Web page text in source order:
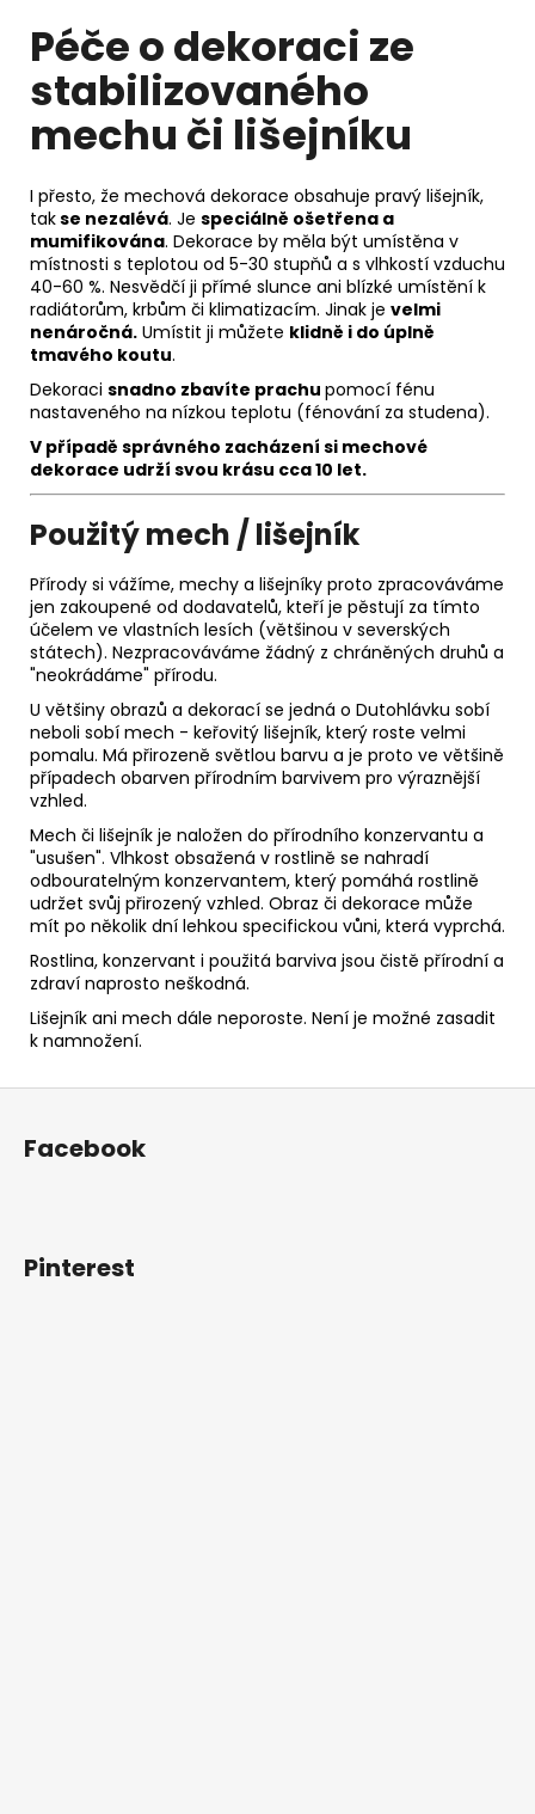
Péče o dekoraci ze
stabilizovaného
mechu či lišejníku
I přesto, že mechová dekorace obsahuje pravý lišejník,
takse nezalévá. Je speciálně ošetřena a
mumifikována. Dekorace by měla být umístěna v
místnosti s teplotou od 5-30 stupňů a s vlhkostí vzduchu
40-60 %. Nesvědčí ji přímé slunce ani blízké umístění k
radiátorům, krbům či klimatizacím. Jinak je velmi
nenáročná. Umístit ji můžete klidně i do úplně
tmavého koutu.
Dekoraci snadno zbavíte prachu pomocí fénu
nastaveného na nízkou teplotu (fénování za studena).
V případě správného zacházení si mechové
dekorace udrží svou krásu cca 10 let.
Použitý mech / lišejník
Přírody si vážíme, mechy a lišejníky proto zpracováváme
jen zakoupené od dodavatelů, kteří je pěstují za tímto
účelem ve vlastních lesích (většinou v severských
státech). Nezpracováváme žádný z chráněných druhů a
"neokrádáme" přírodu.
U většiny obrazů a dekorací se jedná o Dutohlávku sobí
neboli sobí mech - keřovitý lišejník, který roste velmi
pomalu. Má přirozeně světlou barvu a je proto ve většině
případech obarven přírodním barvivem pro výraznější
vzhled.
Mech či lišejník je naložen do přírodního konzervantu a
"usušen". Vlhkost obsažená v rostlině se nahradí
odbouratelným konzervantem, který pomáhá rostlině
udržet svůj přirozený vzhled. Obraz či dekorace může
mít po několik dní lehkou specifickou vůni, která vyprchá.
Rostlina, konzervant i použitá barviva jsou čistě přírodní a
zdraví naprosto neškodná.
Lišejník ani mech dále neporoste. Není je možné zasadit
k namnožení.
Facebook
Pinterest